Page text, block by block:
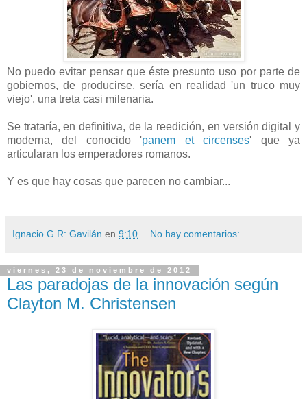
No puedo evitar pensar que éste presunto uso por parte de
gobiernos, de producirse, sería en realidad 'un truco muy
viejo', una treta casi milenaria.
Se trataría, en definitiva, de la reedición, en versión digital y
moderna, del conocido 'panem et circenses' que ya
articularan los emperadores romanos.
Y es que hay cosas que parecen no cambiar...
Ignacio G.R: Gavilán en 9:10 No hay comentarios:
viernes, 23 de noviembre de 2012
Las paradojas de la innovación según
Clayton M. Christensen